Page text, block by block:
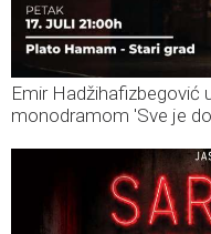
Emir
monodramom 'Sve je